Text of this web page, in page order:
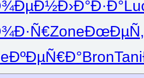
Ð›Ð°Ð·Ð°
Zone
ÐºÐµÑ€Ð°BronTani